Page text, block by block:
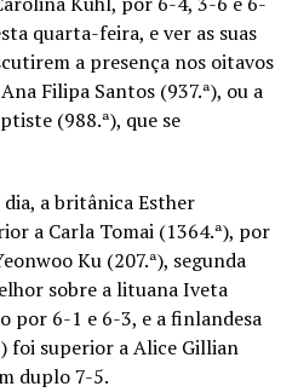
quarta-feira, e ver as suas
a presença nos oitavos
Filipa Santos (937.ª), ou a
(988.ª), que se
a britânica Esther
a Carla Tomai (1364.ª), por
Ku (207.ª), segunda
sobre a lituana Iveta
por 6-1 e 6-3, e a finlandesa
foi superior a Alice Gillian
duplo 7-5.